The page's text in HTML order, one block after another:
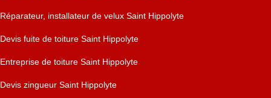
Réparateur, installateur de velux Saint Hippolyte
Devis fuite de toiture Saint Hippolyte
Entreprise de toiture Saint Hippolyte
Devis zingueur Saint Hippolyte